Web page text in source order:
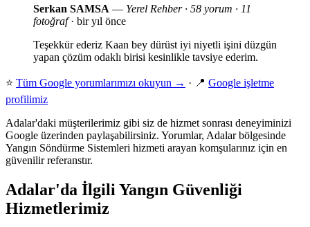
Serkan SAMSA — Yerel Rehber · 58 yorum · 11
fotoğraf· bir yıl önce
Teşekkür ederiz Kaan bey dürüst iyi niyetli işini düzgün
yapan çözüm odaklı birisi kesinlikle tavsiye ederim.
⭐ Tüm Google yorumlarımızı okuyun → · 📍 Google işletme
profilimiz
Adalar'daki müşterilerimiz gibi siz de hizmet sonrası deneyiminizi
Google üzerinden paylaşabilirsiniz. Yorumlar, Adalar bölgesinde
Yangın Söndürme Sistemleri hizmeti arayan komşularınız için en
güvenilir referanstır.
Adalar'da İlgili Yangın Güvenliği
Hizmetlerimiz